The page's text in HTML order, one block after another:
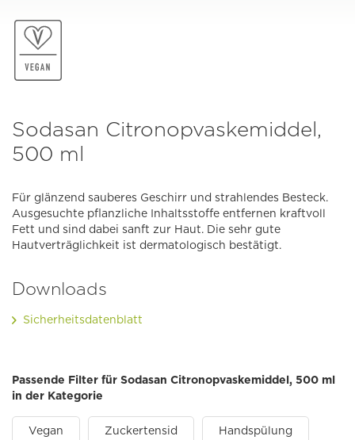
Sodasan Citronopvaskemiddel,
500 ml
Für glänzend sauberes Geschirr und strahlendes Besteck.
Ausgesuchte pflanzliche Inhaltsstoffe entfernen kraftvoll
Fett und sind dabei sanft zur Haut. Die sehr gute
Hautverträglichkeit ist dermatologisch bestätigt.
Downloads
Sicherheitsdatenblatt
Passende Filter für Sodasan Citronopvaskemiddel, 500 ml
in der Kategorie
Vegan Zuckertensid Handspülung